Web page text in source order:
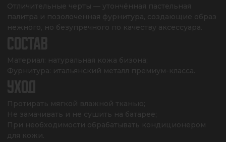
Отличительные черты — утончённая пастельная
палитра и позолоченная фурнитура, создающие образ
нежного, но безупречного по качеству аксессуара.
СОСТАВ
Материал: натуральная кожа бизона;
Фурнитура: итальянский металл премиум-класса.
УХОД
Протирать мягкой влажной тканью;
Не замачивать и не сушить на батарее;
При необходимости обрабатывать кондиционером
для кожи.